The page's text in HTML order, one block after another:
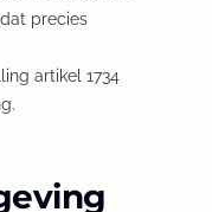
wprecies
artikel 1734